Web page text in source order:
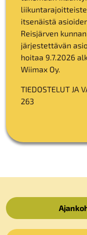
itsenäistä
Reisjärven
järjestettävän
hoitaa 9.7.2026
Wiimax Oy.
TIEDOSTELUT JA
263